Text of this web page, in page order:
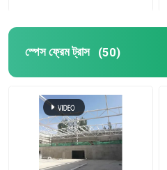
স্পেস ফ্রেম ট্রাস (50)